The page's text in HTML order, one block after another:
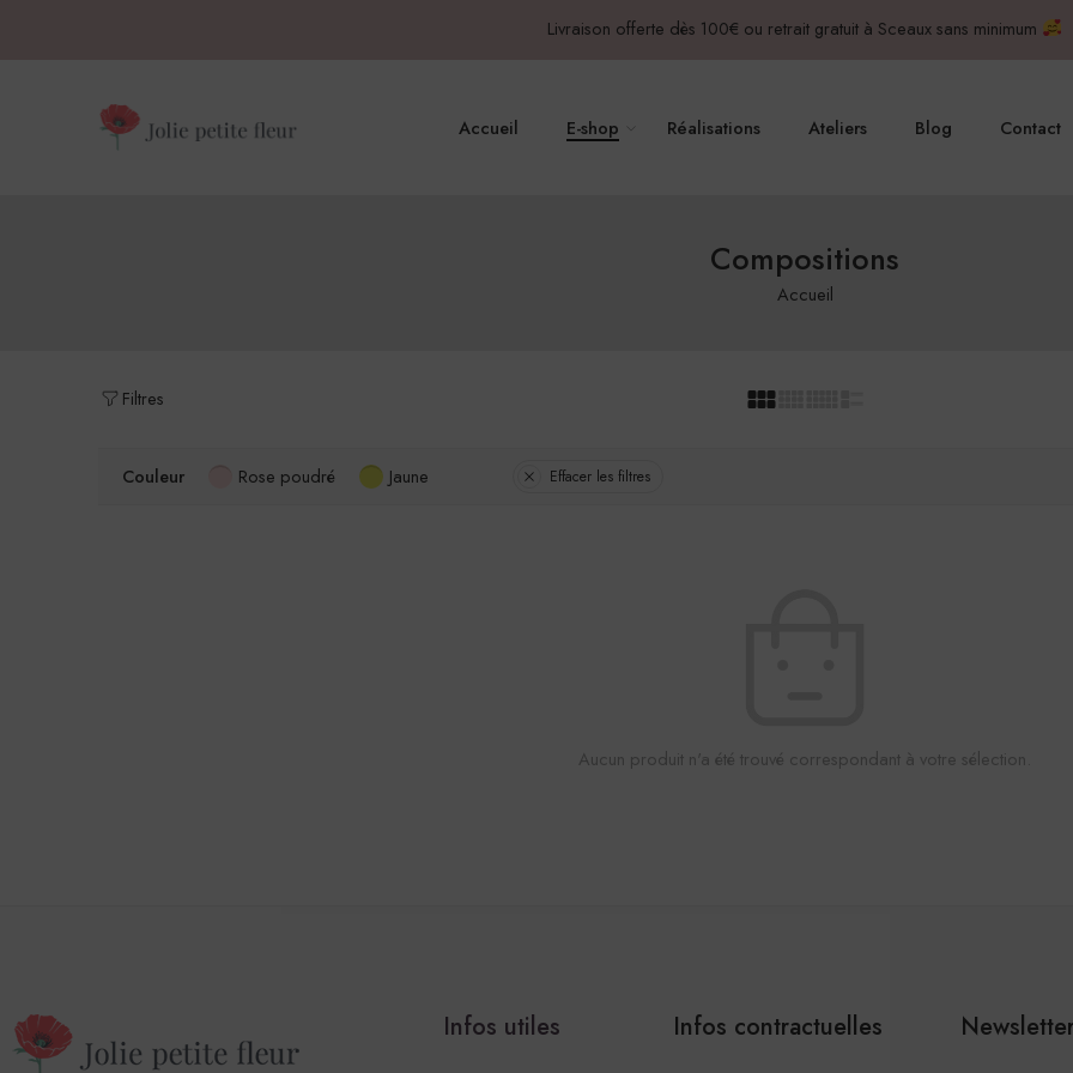
Livraison offerte dès 100€ ou retrait gratuit à Sceaux sans minimum
Accueil E-shop Réalisations Ateliers Blog Contact
Compositions
Accueil
Filtres
Couleur Rose poudré Jaune Effacer les filtres
Aucun produit n'a été trouvé correspondant à votre sélection.
Infos utiles Infos contractuelles